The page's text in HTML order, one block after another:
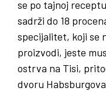
se po tajnoj
sadrži do 18
specijalitet, koji se
proizvodi, jeste
ostrva na Tisi,
dvoru